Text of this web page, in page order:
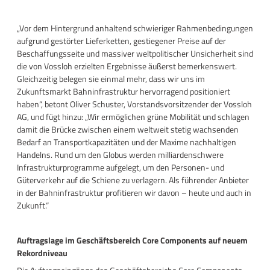
„Vor dem Hintergrund anhaltend schwieriger Rahmenbedingungen
aufgrund gestörter Lieferketten, gestiegener Preise auf der
Beschaffungsseite und massiver weltpolitischer Unsicherheit sind
die von Vossloh erzielten Ergebnisse äußerst bemerkenswert.
Gleichzeitig belegen sie einmal mehr, dass wir uns im
Zukunftsmarkt Bahninfrastruktur hervorragend positioniert
haben“, betont Oliver Schuster, Vorstandsvorsitzender der Vossloh
AG, und fügt hinzu: „Wir ermöglichen grüne Mobilität und schlagen
damit die Brücke zwischen einem weltweit stetig wachsenden
Bedarf an Transportkapazitäten und der Maxime nachhaltigen
Handelns. Rund um den Globus werden milliardenschwere
Infrastrukturprogramme aufgelegt, um den Personen- und
Güterverkehr auf die Schiene zu verlagern. Als führender Anbieter
in der Bahninfrastruktur profitieren wir davon – heute und auch in
Zukunft.“
Auftragslage im Geschäftsbereich Core Components auf neuem
Rekordniveau